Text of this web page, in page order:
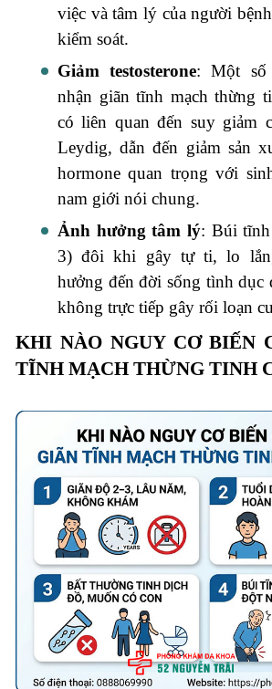
việc và tâm lý của người
kiểm soát.
Giảm testosterone: Một số
nhận giãn tĩnh mạch thừng
có liên quan đến suy giảm
Leydig, dẫn đến giảm sản
hormone quan trọng với
nam giới nói chung.
Ảnh hưởng tâm lý: Búi
3) đôi khi gây tự ti, lo
hưởng đến đời sống tình dục
không trực tiếp gây rối loạn
KHI NÀO NGUY CƠ BIẾN
TĨNH MẠCH THỪNG TINH